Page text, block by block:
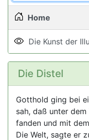
Home
Die Kunst der
Die Distel
Gotthold ging bei
sah, daß unter
fanden und mit
Die Welt, sagte er